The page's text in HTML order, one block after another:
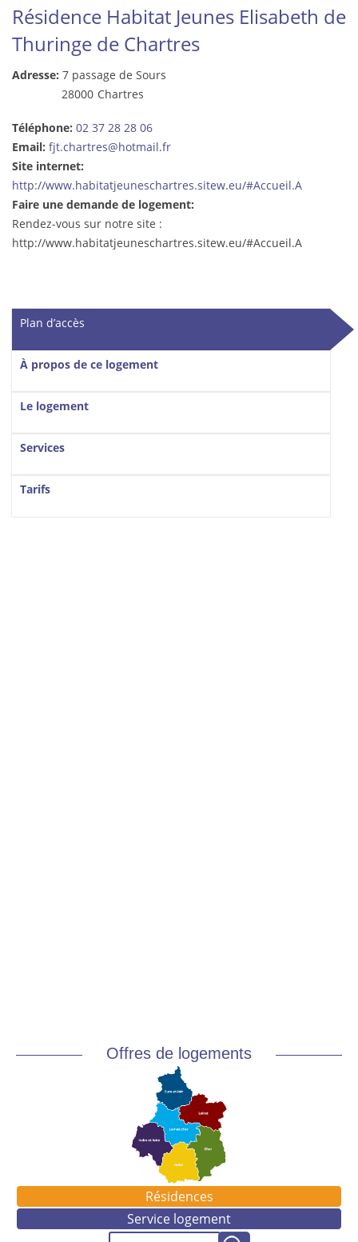
Résidence Habitat Jeunes Elisabeth de
Thuringe de Chartres
Adresse: 7 passage de Sours
28000 Chartres
Téléphone: 02 37 28 28 06
Email: fjt.chartres@hotmail.fr
Site internet:
http://www.habitatjeuneschartres.sitew.eu/#Accueil.A
Faire une demande de logement:
Rendez-vous sur notre site :
http://www.habitatjeuneschartres.sitew.eu/#Accueil.A
Vertical Tabs
Plan d’accès
À propos de ce logement
Le logement
Services
Tarifs
Offres de logements
Résidences
Service logement